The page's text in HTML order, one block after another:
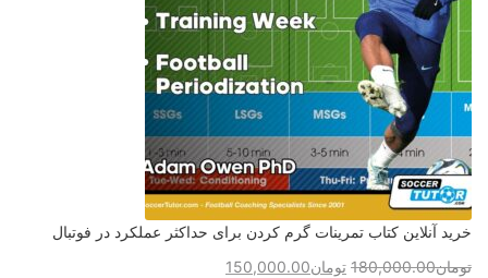
خرید آنلاین کتاب تمرینات گرم کردن برای حداکثر عملکرد در فوتبال
تومان180,000.00 تومان150,000.00